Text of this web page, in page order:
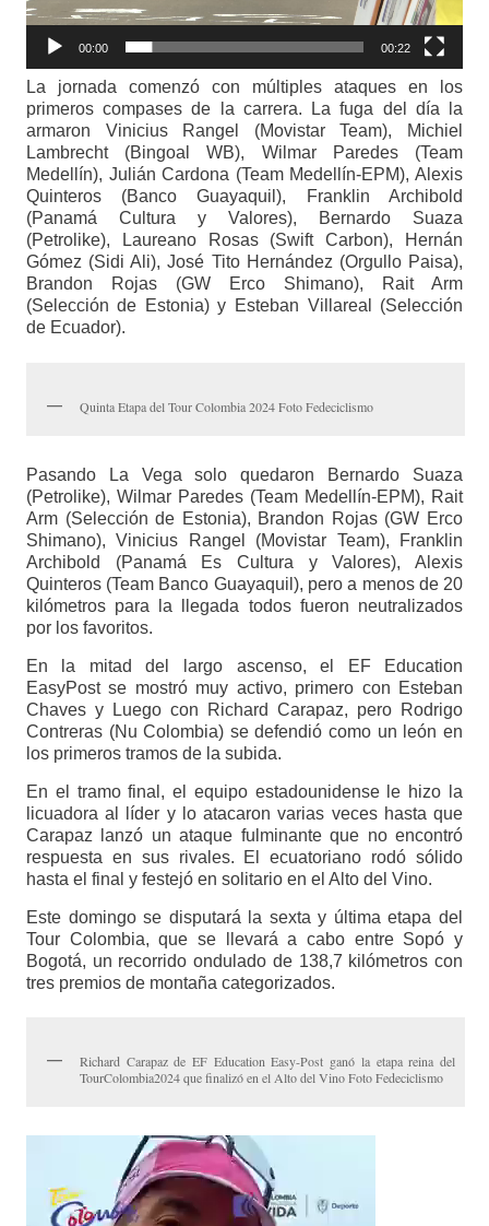
00:00 00:22
La jornada comenzó con múltiples ataques en los
primeros compases de la carrera. La fuga del día la
armaron Vinicius Rangel (Movistar Team), Michiel
Lambrecht (Bingoal WB), Wilmar Paredes (Team
Medellín), Julián Cardona (Team Medellín-EPM), Alexis
Quinteros (Banco Guayaquil), Franklin Archibold
(Panamá Cultura y Valores), Bernardo Suaza
(Petrolike), Laureano Rosas (Swift Carbon), Hernán
Gómez (Sidi Ali), José Tito Hernández (Orgullo Paisa),
Brandon Rojas (GW Erco Shimano), Rait Arm
(Selección de Estonia) y Esteban Villareal (Selección
de Ecuador).
Quinta Etapa del Tour Colombia 2024 Foto Fedeciclismo
Pasando La Vega solo quedaron Bernardo Suaza
(Petrolike), Wilmar Paredes (Team Medellín-EPM), Rait
Arm (Selección de Estonia), Brandon Rojas (GW Erco
Shimano), Vinicius Rangel (Movistar Team), Franklin
Archibold (Panamá Es Cultura y Valores), Alexis
Quinteros (Team Banco Guayaquil), pero a menos de 20
kilómetros para la llegada todos fueron neutralizados
por los favoritos.
En la mitad del largo ascenso, el EF Education
EasyPost se mostró muy activo, primero con Esteban
Chaves y Luego con Richard Carapaz, pero Rodrigo
Contreras (Nu Colombia) se defendió como un león en
los primeros tramos de la subida.
En el tramo final, el equipo estadounidense le hizo la
licuadora al líder y lo atacaron varias veces hasta que
Carapaz lanzó un ataque fulminante que no encontró
respuesta en sus rivales. El ecuatoriano rodó sólido
hasta el final y festejó en solitario en el Alto del Vino.
Este domingo se disputará la sexta y última etapa del
Tour Colombia, que se llevará a cabo entre Sopó y
Bogotá, un recorrido ondulado de 138,7 kilómetros con
tres premios de montaña categorizados.
Richard Carapaz de EF Education Easy-Post ganó la etapa reina del
TourColombia2024 que finalizó en el Alto del Vino Foto Fedeciclismo
vídeo